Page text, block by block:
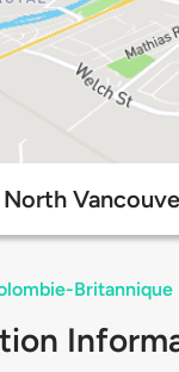
North
Britannique